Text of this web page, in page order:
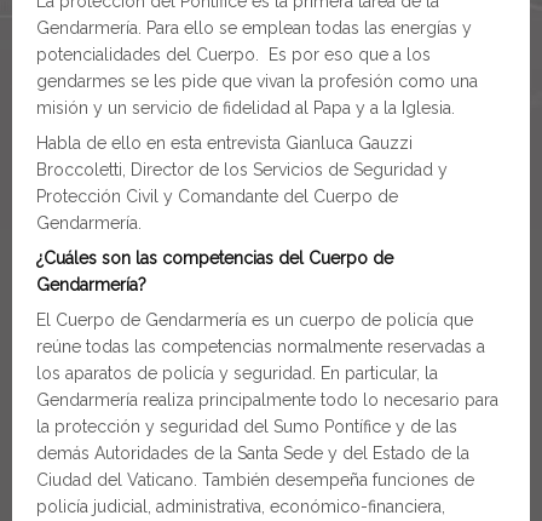
Gendarmería. Para ello se emplean todas las energías y
potencialidades del Cuerpo. Es por eso que a los
gendarmes se les pide que vivan la profesión como una
misión y un servicio de fidelidad al Papa y a la Iglesia.
Habla de ello en esta entrevista Gianluca Gauzzi
Broccoletti, Director de los Servicios de Seguridad y
Protección Civil y Comandante del Cuerpo de
Gendarmería.
¿Cuáles son las competencias del Cuerpo de
Gendarmería?
El Cuerpo de Gendarmería es un cuerpo de policía que
reúne todas las competencias normalmente reservadas a
los aparatos de policía y seguridad. En particular, la
Gendarmería realiza principalmente todo lo necesario para
la protección y seguridad del Sumo Pontífice y de las
demás Autoridades de la Santa Sede y del Estado de la
Ciudad del Vaticano. También desempeña funciones de
policía judicial, administrativa, económico-financiera,